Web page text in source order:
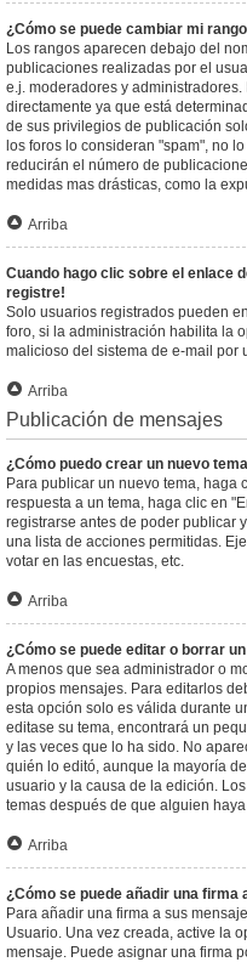
¿Cómo se puede cambiar mi
Los rangos aparecen debajo del
publicaciones realizadas por el
e.j. moderadores y
directamente ya que está
de sus privilegios de publicación
los foros lo consideran "spam", no
reducirán el número de
medidas mas drásticas, como la
Arriba
Cuando hago clic sobre el enlace
registre!
Solo usuarios registrados pueden
foro, si la administración habilita la
malicioso del sistema de e-mail por
Arriba
Publicación de mensajes
¿Cómo puedo crear un nuevo
Para publicar un nuevo tema, haga
respuesta a un tema, haga clic en
registrarse antes de poder publicar
una lista de acciones permitidas.
votar en las encuestas, etc.
Arriba
¿Cómo se puede editar o borrar
A menos que sea administrador o
propios mensajes. Para editarlos
esta opción solo es válida durante
editase su tema, encontrará un
y las veces que lo ha sido. No
quién lo editó, aunque la mayoría
usuario y la causa de la edición.
temas después de que alguien
Arriba
¿Cómo se puede añadir una firma
Para añadir una firma a sus
Usuario. Una vez creada, active la
mensaje. Puede asignar una firma